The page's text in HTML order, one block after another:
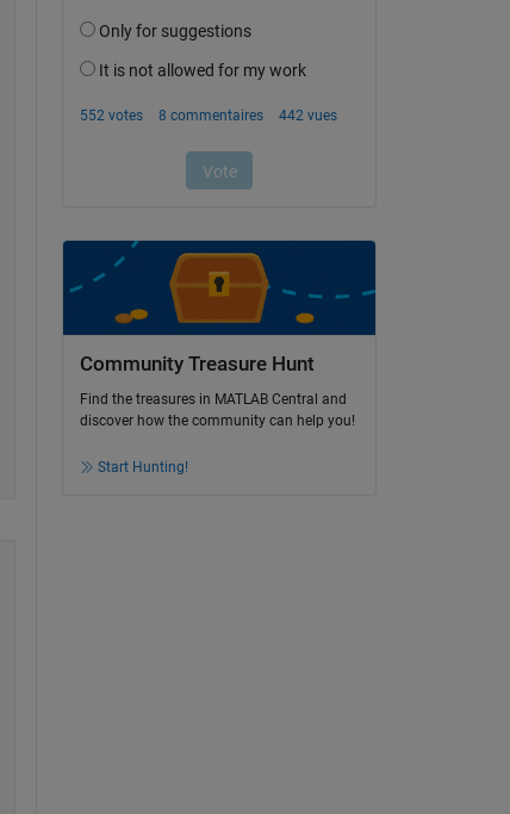
Community Treasure Hunt
Find the treasures in MATLAB Central and
discover how the community can help you!
Start Hunting!